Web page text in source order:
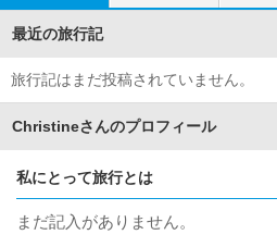
最近の旅行記
旅行記はまだ投稿されていません。
Christineさんのプロフィール
私にとって旅行とは
まだ記入がありません。